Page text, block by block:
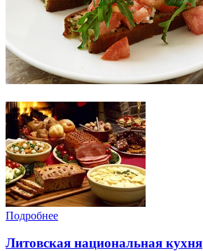
Подробнее
Литовская национальная кухня